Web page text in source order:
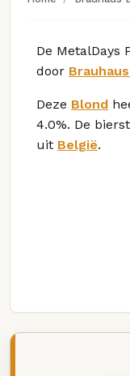
De MetalDays
door
Deze Blond
4.0%. De
uit België.